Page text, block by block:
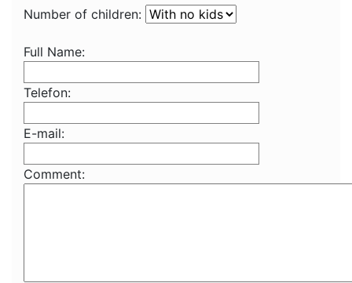
Number of children:
Full Name:
Telefon:
E-mail:
Comment: